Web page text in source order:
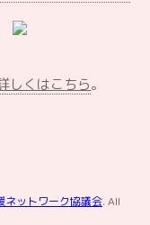
しくはこちら。
ネットワーク協議会. All